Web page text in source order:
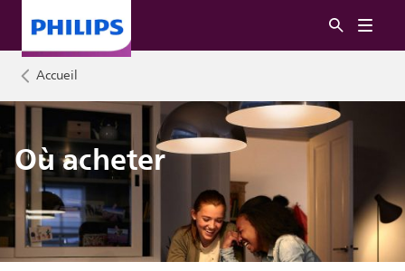
Accueil
Où acheter